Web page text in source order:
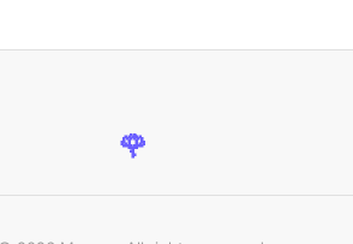
🌹